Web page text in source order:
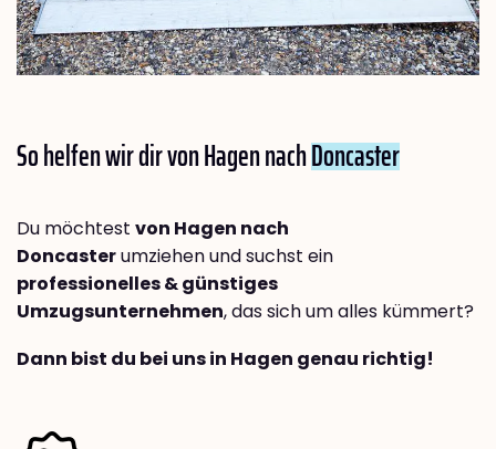
So helfen wir dir von Hagen nachDoncaster
Du möchtest von Hagen nach
Doncasterumziehen und suchst ein
professionelles & günstiges
Umzugsunternehmen, das sich um alles kümmert?
Dann bist du bei uns in Hagen genau richtig!